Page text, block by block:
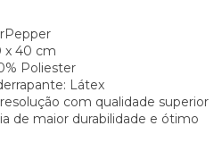
x 40 cm
Poliester
Látex
com qualidade superior
de maior durabilidade e ótimo